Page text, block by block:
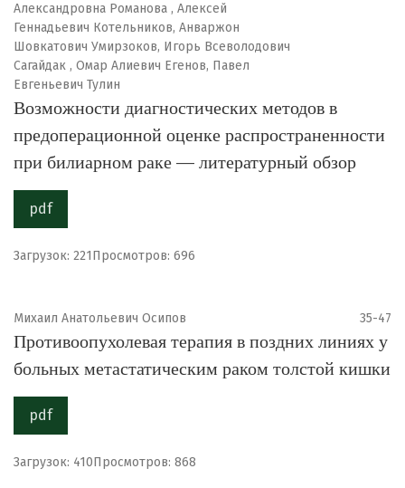
Александровна Романова , Алексей
Геннадьевич Котельников, Анваржон
Шовкатович Умирзоков, Игорь Всеволодович
Сагайдак , Омар Алиевич Егенов, Павел
Евгеньевич Тулин
Возможности диагностических методов в
предоперационной оценке распространенности
при билиарном раке — литературный обзор
pdf
Загрузок: 221Просмотров: 696
Михаил Анатольевич Осипов 35-47
Противоопухолевая терапия в поздних линиях у
больных метастатическим раком толстой кишки
pdf
Загрузок: 410Просмотров: 868